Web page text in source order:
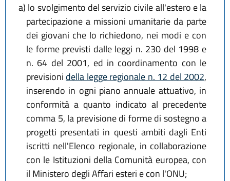
a) lo svolgimento del servizio civile all'estero e la
partecipazione a missioni umanitarie da parte
dei giovani che lo richiedono, nei modi e con
le forme previsti dalle leggi n. 230 del 1998 e
n. 64 del 2001, ed in coordinamento con le
previsioni della legge regionale n. 12 del 2002,
inserendo in ogni piano annuale attuativo, in
conformità a quanto indicato al precedente
comma 5, la previsione di forme di sostegno a
progetti presentati in questi ambiti dagli Enti
iscritti nell'Elenco regionale, in collaborazione
con le Istituzioni della Comunità europea, con
il Ministero degli Affari esteri e con l'ONU;